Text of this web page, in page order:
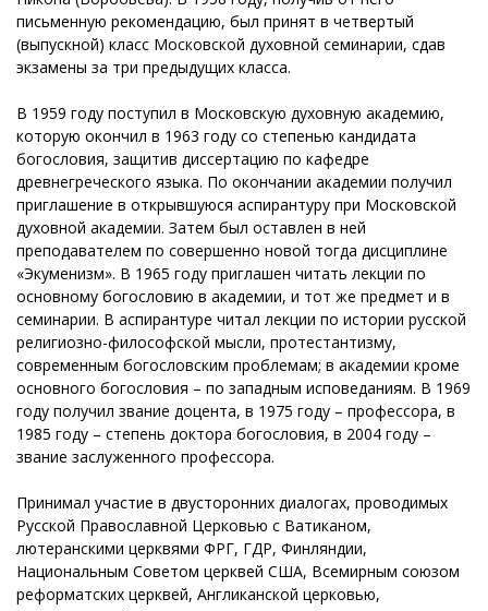
письменную рекомендацию, был принят в четвертый
(выпускной) класс Московской духовной семинарии, сдав
экзамены за три предыдущих класса.
В 1959 году поступил в Московскую духовную академию,
которую окончил в 1963 году со степенью кандидата
богословия, защитив диссертацию по кафедре
древнегреческого языка. По окончании академии получил
приглашение в открывшуюся аспирантуру при Московской
духовной академии. Затем был оставлен в ней
преподавателем по совершенно новой тогда дисциплине
«Экуменизм». В 1965 году приглашен читать лекции по
основному богословию в академии, и тот же предмет и в
семинарии. В аспирантуре читал лекции по истории русской
религиозно-философской мысли, протестантизму,
современным богословским проблемам; в академии кроме
основного богословия – по западным исповеданиям. В 1969
году получил звание доцента, в 1975 году – профессора, в
1985 году – степень доктора богословия, в 2004 году –
звание заслуженного профессора.
Принимал участие в двусторонних диалогах, проводимых
Русской Православной Церковью с Ватиканом,
лютеранскими церквями ФРГ, ГДР, Финляндии,
Национальным Советом церквей США, Всемирным союзом
реформатских церквей, Англиканской церковью,